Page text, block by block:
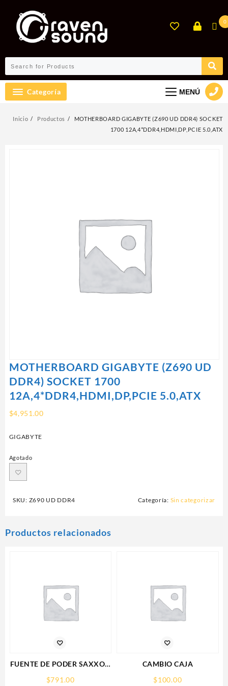
contenido
0
Categoría MENÚ
Inicio Productos
MOTHERBOARD GIGABYTE (Z690 UD DDR4) SOCKET
1700 12A,4*DDR4,HDMI,DP,PCIE 5.0,ATX
MOTHERBOARD GIGABYTE (Z690 UD
DDR4) SOCKET 1700
12A,4*DDR4,HDMI,DP,PCIE 5.0,ATX
$4,951.00
GIGABYTE
Agotado
SKU: Z690 UD DDR4 Categoría: Sin categorizar
Productos relacionados
FUENTE DE PODER SAXXON
$791.00
CAMBIO CAJA
$100.00